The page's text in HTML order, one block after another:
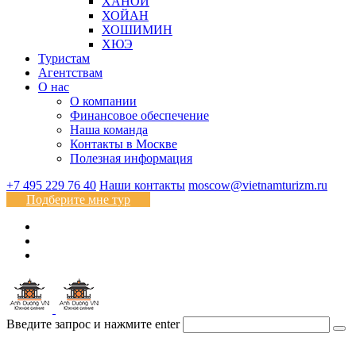
ХОЙАН
ХОШИМИН
ХЮЭ
Туристам
Агентствам
О нас
О компании
Финансовое обеспечение
Наша команда
Контакты в Москве
Полезная информация
+7 495 229 76 40 Наши контакты moscow@vietnamturizm.ru
Подберите мне тур
Введите запрос и нажмите enter